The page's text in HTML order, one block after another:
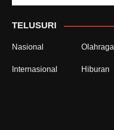
TELUSURI
Nasional Olahraga
Internasional Hiburan